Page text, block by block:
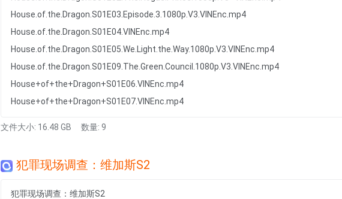
House.of.the.Dragon.S01E03.Episode.3.1080p.V3.VINEnc.mp4
House.of.the.Dragon.S01E04.VINEnc.mp4
House.of.the.Dragon.S01E05.We.Light.the.Way.1080p.V3.VINEnc.mp4
House.of.the.Dragon.S01E09.The.Green.Council.1080p.V3.VINEnc.mp4
House+of+the+Dragon+S01E06.VINEnc.mp4
House+of+the+Dragon+S01E07.VINEnc.mp4
文件大小: 16.48 GB 数量: 9
犯罪现场调查：维加斯S2
犯罪现场调查：维加斯S2